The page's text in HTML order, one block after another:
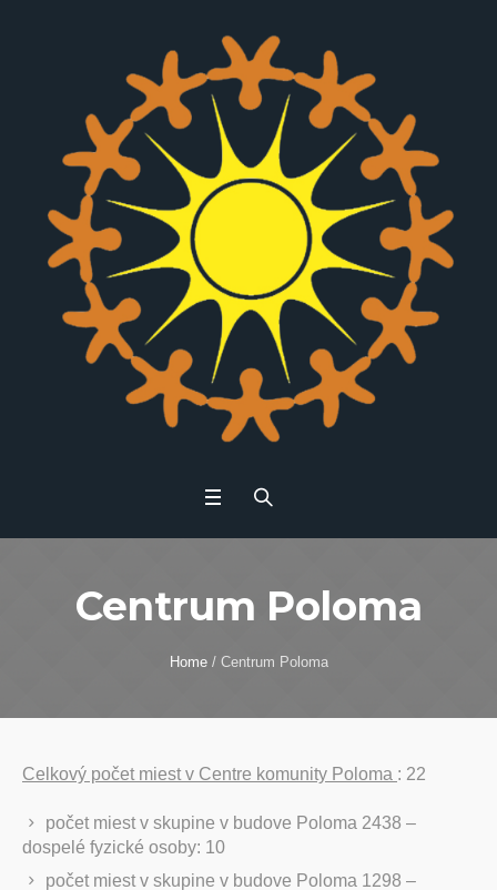
Centrum Poloma
Home / Centrum Poloma
Celkový počet miest v Centre komunity Poloma : 22
počet miest v skupine v budove Poloma 2438 –
dospelé fyzické osoby: 10
počet miest v skupine v budove Poloma 1298 –